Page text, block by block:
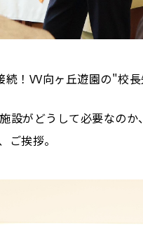
！VV向ヶ丘遊園の"校
設がどうして必要なの
挨拶。